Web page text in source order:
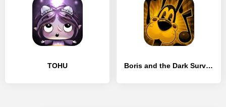
TOHU Boris and the Dark Survival